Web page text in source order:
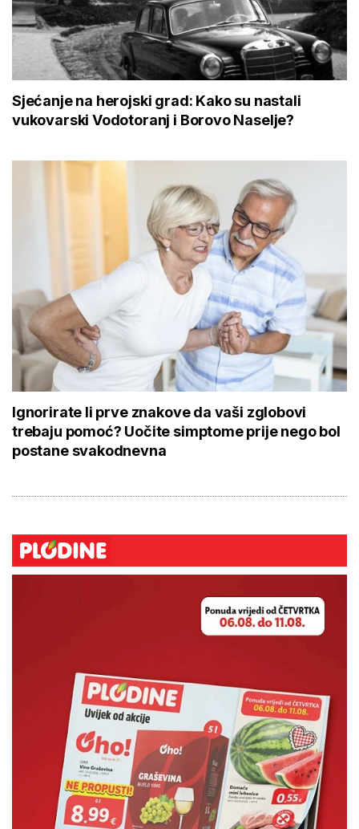
Sjećanje na herojski grad: Kako su nastali
vukovarski Vodotoranj i Borovo Naselje?
Ignorirate li prve znakove da vaši zglobovi
trebaju pomoć? Uočite simptome prije nego bol
postane svakodnevna